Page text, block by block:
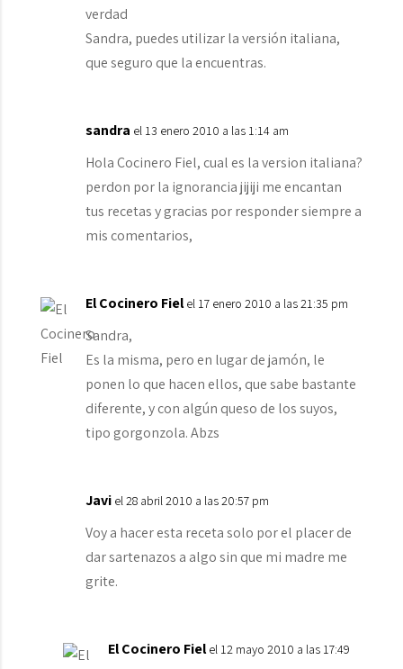
verdad
Sandra, puedes utilizar la versión italiana,
que seguro que la encuentras.
sandra el 13 enero 2010 a las 1:14 am
Hola Cocinero Fiel, cual es la version italiana?
perdon por la ignorancia jijiji me encantan
tus recetas y gracias por responder siempre a
mis comentarios,
El Cocinero Fiel el 17 enero 2010 a las 21:35 pm
Sandra,
Es la misma, pero en lugar de jamón, le
ponen lo que hacen ellos, que sabe bastante
diferente, y con algún queso de los suyos,
tipo gorgonzola. Abzs
Javi el 28 abril 2010 a las 20:57 pm
Voy a hacer esta receta solo por el placer de
dar sartenazos a algo sin que mi madre me
grite.
El Cocinero Fiel el 12 mayo 2010 a las 17:49